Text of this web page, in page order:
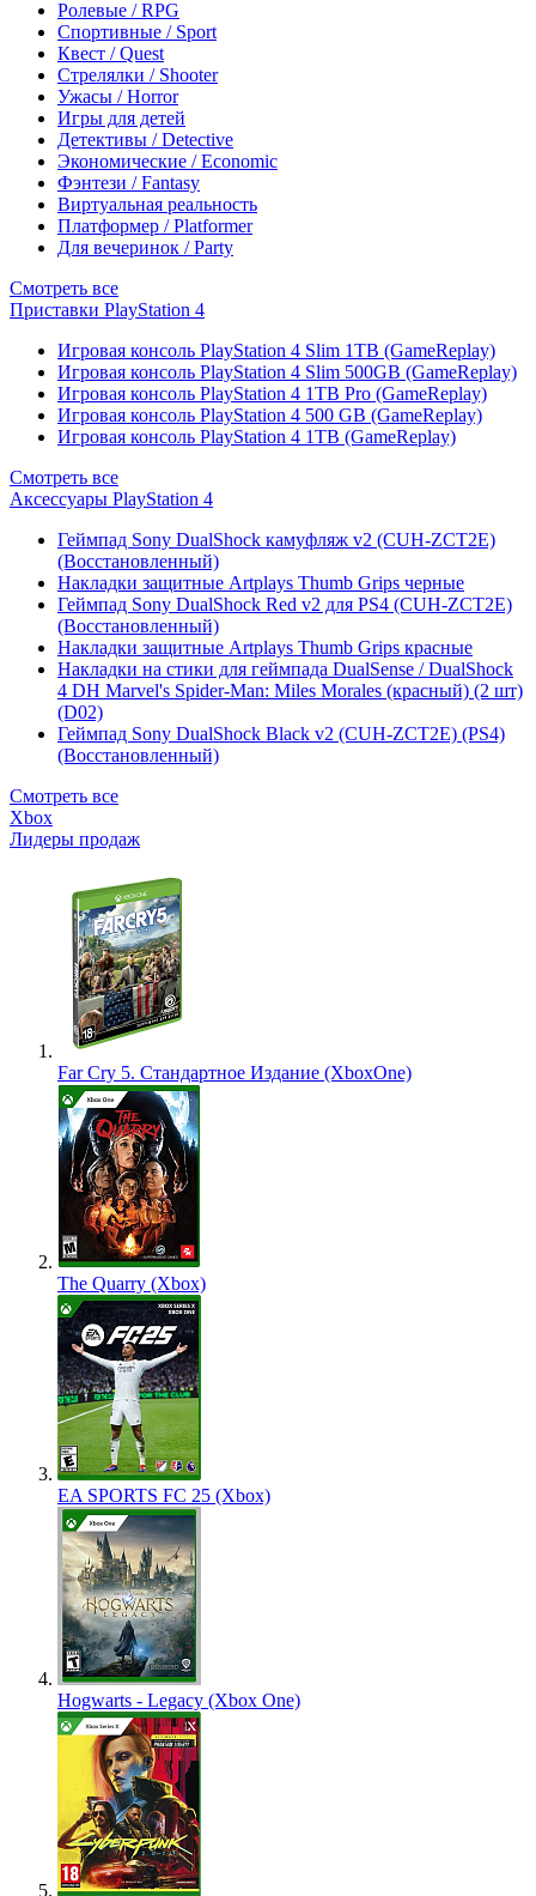
Ролевые / RPG
Спортивные / Sport
Квест / Quest
Стрелялки / Shooter
Ужасы / Horror
Игры для детей
Детективы / Detective
Экономические / Economic
Фэнтези / Fantasy
Виртуальная реальность
Платформер / Platformer
Для вечеринок / Party
Смотреть все
Приставки PlayStation 4
Игровая консоль PlayStation 4 Slim 1TB (GameReplay)
Игровая консоль PlayStation 4 Slim 500GB (GameReplay)
Игровая консоль PlayStation 4 1TB Pro (GameReplay)
Игровая консоль PlayStation 4 500 GB (GameReplay)
Игровая консоль PlayStation 4 1TB (GameReplay)
Смотреть все
Аксессуары PlayStation 4
Геймпад Sony DualShock камуфляж v2 (CUH-ZCT2E)
(Восстановленный)
Накладки защитные Artplays Thumb Grips черные
Геймпад Sony DualShock Red v2 для PS4 (CUH-ZCT2E)
(Восстановленный)
Накладки защитные Artplays Thumb Grips красные
Накладки на стики для геймпада DualSense / DualShock
4 DH Marvel's Spider-Man: Miles Morales (красный) (2 шт)
(D02)
Геймпад Sony DualShock Black v2 (CUH-ZCT2E) (PS4)
(Восстановленный)
Смотреть все
Xbox
Лидеры продаж
Far Cry 5. Стандартное Издание (XboxOne)
The Quarry (Xbox)
EA SPORTS FC 25 (Xbox)
Hogwarts - Legacy (Xbox One)